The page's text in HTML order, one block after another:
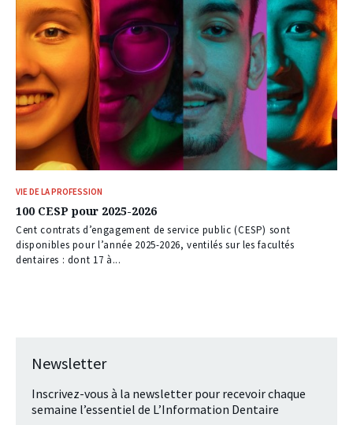
VIE DE LA PROFESSION
100 CESP pour 2025-2026
Cent contrats d’engagement de service public (CESP) sont
disponibles pour l’année 2025-2026, ventilés sur les facultés
dentaires : dont 17 à...
Newsletter
Inscrivez-vous à la newsletter pour recevoir chaque
semaine l’essentiel de L’Information Dentaire